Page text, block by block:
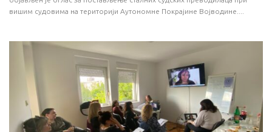
вишим судовима на територији Аутономне Покрајине Војводине....